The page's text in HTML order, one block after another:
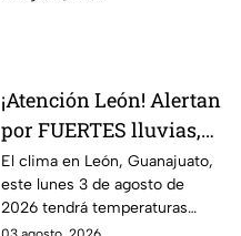
atmosférica
¡Atención León! Alertan
por FUERTES lluvias,
tormentas y posible
granizo en Guanajuato
HOY lunes: HORA
El clima en León, Guanajuato,
este lunes 3 de agosto de
2026 tendrá temperaturas
cálidas, posibles lluvias